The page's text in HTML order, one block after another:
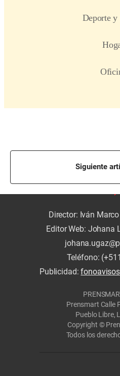
Siguiente
Director: Iván
Editor Web: Johana
Teléfono:
Publicidad:
Prensmart Calle
Pueblo Libre,
Copyright ©
Todos los